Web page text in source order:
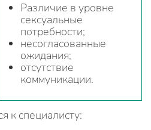
Различие в уровне
сексуальные
потребности;
несогласованные
ожидания;
отсутствие
коммуникации.
к специалисту: